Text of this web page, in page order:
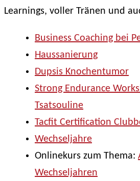
Learnings, voller Tränen und
Business Coaching bei
Haussanierung
Dupsis Knochentumor
Strong Endurance
Tsatsouline
Tacfit Certification
Wechseljahre
Onlinekurs zum Thema:
Wechseljahren